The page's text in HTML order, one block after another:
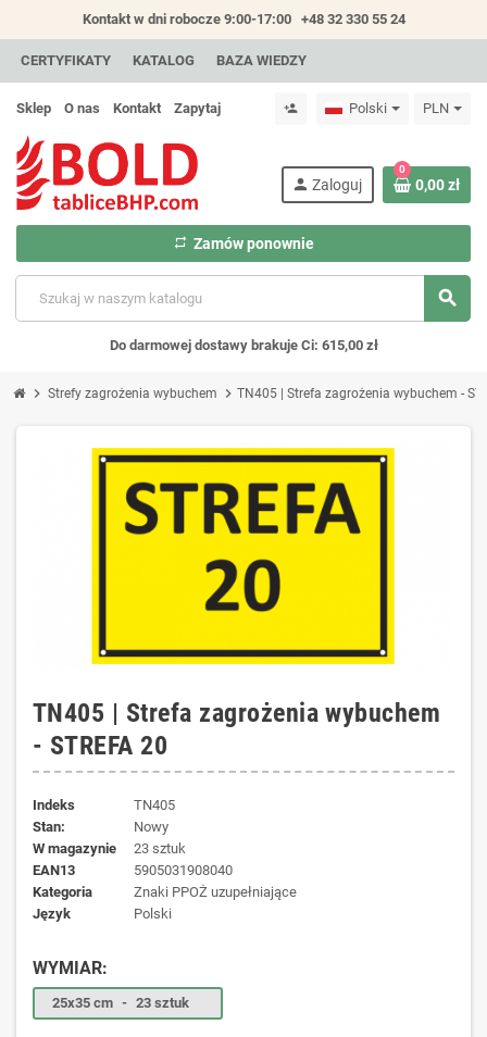
Kontakt w dni robocze 9:00-17:00 +48 32 330 55 24
CERTYFIKATY KATALOG BAZA WIEDZY
Sklep O nas Kontakt Zapytaj person_add Polski PLN
search
person Zaloguj
repeat Zamów ponownie
0
0,00 zł
Do darmowej dostawy brakuje Ci: 615,00 zł
chevron_right Strefy zagrożenia wybuchem chevron_right TN405 | Strefa zagrożenia wybuchem -
TN405 | Strefa zagrożenia wybuchem
- STREFA 20
Indeks
TN405
Stan:
Nowy
W magazynie
23 sztuk
EAN13
5905031908040
kategoria
Znaki PPOŻ uzupełniające
język
Polski
WYMIAR:
25x35 cm - 23 sztuk